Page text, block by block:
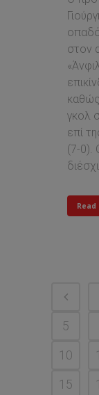
στον
γκολ
επί
(7-0).
Read
5
10
15